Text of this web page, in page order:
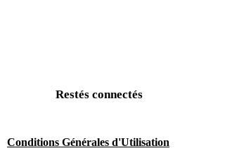
Restés connectés
Conditions Générales d'Utilisation